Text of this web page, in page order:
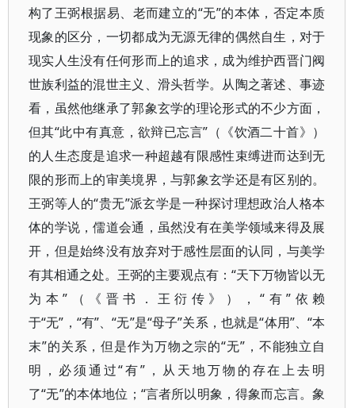
构了王弼根据易、老而建立的“无”的本体，否定本质
现象的区分，一切都成为无源无律的偶然自生，对于
现实人生没有任何形而上的追求，成为维护西晋门阀
世族利益的混世主义、滑头哲学。从陶之著述、事迹
看，虽然他继承了郭象玄学的理论形式的不少方面，
但其“此中有真意，欲辩已忘言”（《饮酒二十首》）
的人生态度是追求一种超越有限感性束缚进而达到无
限的形而上的审美境界，与郭象玄学还是有区别的。
王弼等人的“贵无”派玄学是一种探讨理想政治人格本
体的学说，儒道会通，虽然没有在美学领域来得及展
开，但是始终没有放弃对于感性层面的认同，与美学
有其相通之处。王弼的主要观点有：“天下万物皆以无
为本”（《晋书．王衍传》），“有”依赖
于“无”，“有”、“无”是“母子”关系，也就是“体用”、“本
末”的关系，但是作为万物之宗的“无”，不能独立自
明，必须通过“有”，从天地万物的存在上去明
了“无”的本体地位；“言者所以明象，得象而忘言。象